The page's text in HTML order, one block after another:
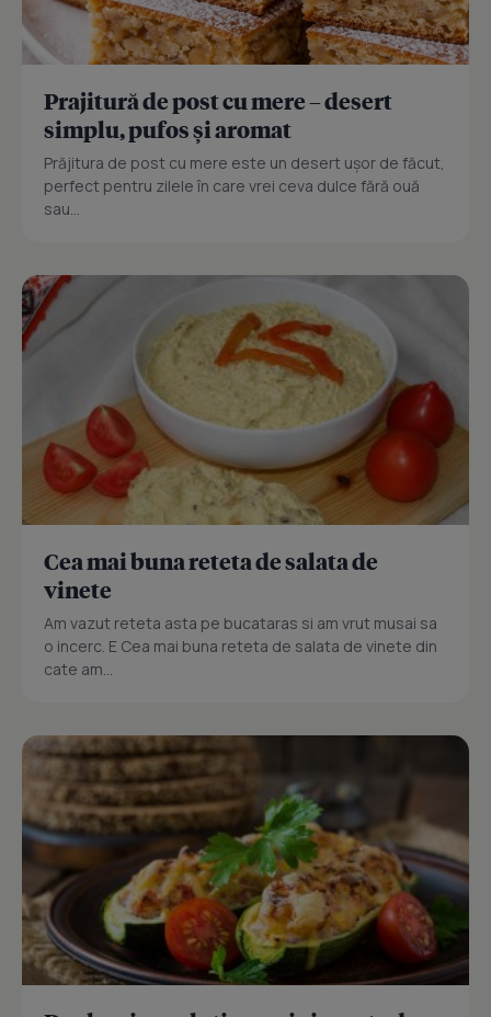
Prajitură de post cu mere – desert
simplu, pufos și aromat
Prăjitura de post cu mere este un desert ușor de făcut,
perfect pentru zilele în care vrei ceva dulce fără ouă
sau...
Cea mai buna reteta de salata de
vinete
Am vazut reteta asta pe bucataras si am vrut musai sa
o incerc. E Cea mai buna reteta de salata de vinete din
cate am...